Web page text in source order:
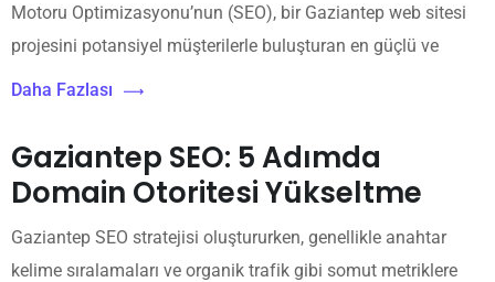
Motoru Optimizasyonu’nun (SEO), bir Gaziantep web sitesi
projesini potansiyel müşterilerle buluşturan en güçlü ve
Daha Fazlası
Gaziantep SEO: 5 Adımda
Domain Otoritesi Yükseltme
Gaziantep SEO stratejisi oluştururken, genellikle anahtar
kelime sıralamaları ve organik trafik gibi somut metriklere